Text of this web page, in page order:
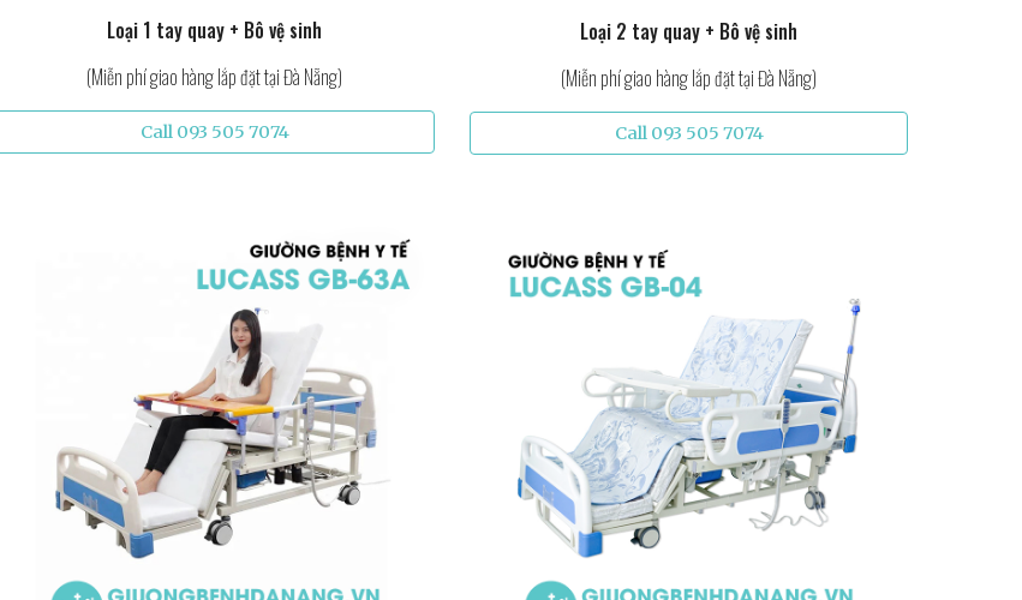
Loại 1 tay quay + Bô vệ sinh
(Miễn phí giao hàng lắp đặt tại Đà Nẵng)
Call 093 505 7074
Loại 2 tay quay + Bô vệ sinh
(Miễn phí giao hàng lắp đặt tại Đà Nẵng)
Call 093 505 7074